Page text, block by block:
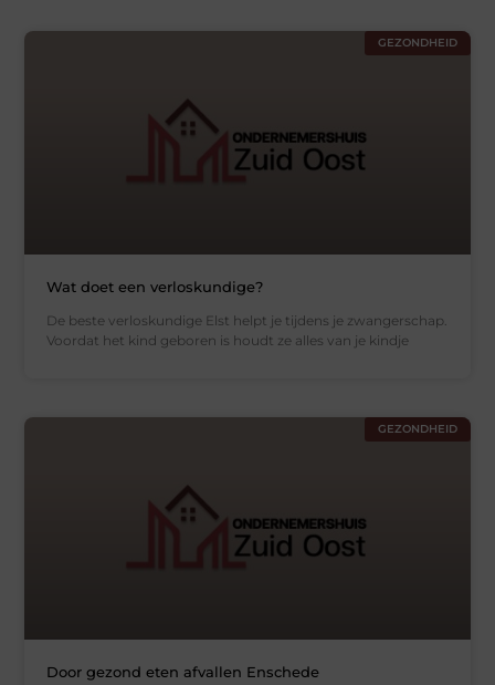
GEZONDHEID
Wat doet een verloskundige?
De beste verloskundige Elst helpt je tijdens je zwangerschap.
Voordat het kind geboren is houdt ze alles van je kindje
GEZONDHEID
Door gezond eten afvallen Enschede